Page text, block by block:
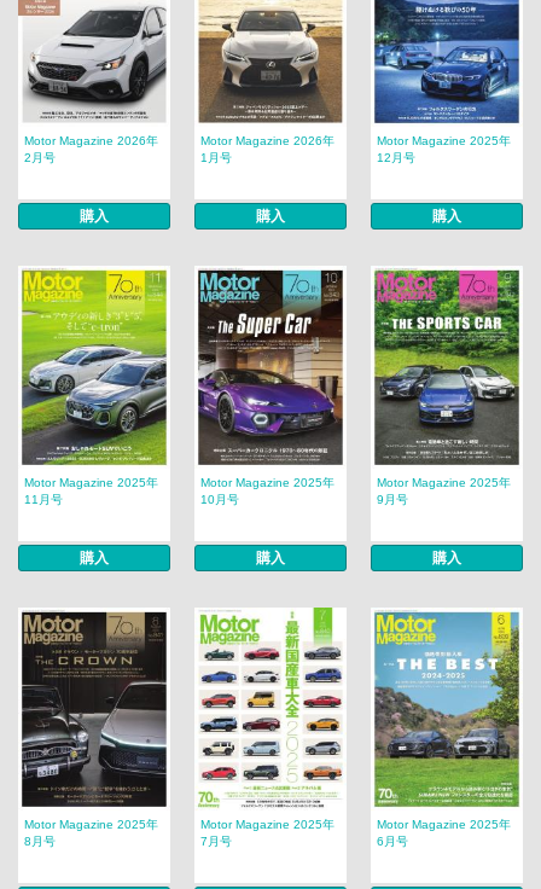
Motor Magazine 2026年
2月号
購入
Motor Magazine 2026年
1月号
購入
Motor Magazine 2025年
12月号
購入
Motor Magazine 2025年
11月号
購入
Motor Magazine 2025年
10月号
購入
Motor Magazine 2025年
9月号
購入
Motor Magazine 2025年
8月号
Motor Magazine 2025年
7月号
Motor Magazine 2025年
6月号